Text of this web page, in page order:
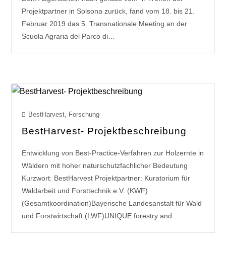
Projektpartner in Solsona zurück, fand vom 18. bis 21.
Februar 2019 das 5. Transnationale Meeting an der
Scuola Agraria del Parco di…
BestHarvest Forschung
BestHarvest- Projektbeschreibung
Entwicklung von Best-Practice-Verfahren zur Holzernte in
Wäldern mit hoher naturschutzfachlicher Bedeutung
Kurzwort: BestHarvest Projektpartner: Kuratorium für
Waldarbeit und Forsttechnik e.V. (KWF)
(Gesamtkoordination)Bayerische Landesanstalt für Wald
und Forstwirtschaft (LWF)UNIQUE forestry and…